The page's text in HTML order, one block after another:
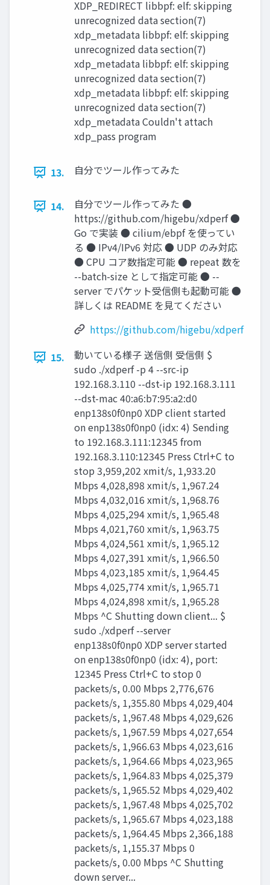
XDP_REDIRECT libbpf: elf: skipping
unrecognized data section(7)
xdp_metadata libbpf: elf: skipping
unrecognized data section(7)
xdp_metadata libbpf: elf: skipping
unrecognized data section(7)
xdp_metadata libbpf: elf: skipping
unrecognized data section(7)
xdp_metadata Couldn't attach
xdp_pass program
13. 自分でツール作ってみた
14.
自分でツール作ってみた ●
https://github.com/higebu/xdperf ●
Go で実装 ● cilium/ebpf を使ってい
る ● IPv4/IPv6 対応 ● UDP のみ対応
● CPU コア数指定可能 ● repeat 数を
--batch-size として指定可能 ● --
server でパケット受信側も起動可能 ●
詳しくは README を見てください
https://github.com/higebu/xdperf
15.
動いている様子 送信側 受信側 $
sudo ./xdperf -p 4 --src-ip
192.168.3.110 --dst-ip 192.168.3.111
--dst-mac 40:a6:b7:95:a2:d0
enp138s0f0np0 XDP client started
on enp138s0f0np0 (idx: 4) Sending
to 192.168.3.111:12345 from
192.168.3.110:12345 Press Ctrl+C to
stop 3,959,202 xmit/s, 1,933.20
Mbps 4,028,898 xmit/s, 1,967.24
Mbps 4,032,016 xmit/s, 1,968.76
Mbps 4,025,294 xmit/s, 1,965.48
Mbps 4,021,760 xmit/s, 1,963.75
Mbps 4,024,561 xmit/s, 1,965.12
Mbps 4,027,391 xmit/s, 1,966.50
Mbps 4,023,185 xmit/s, 1,964.45
Mbps 4,025,774 xmit/s, 1,965.71
Mbps 4,024,898 xmit/s, 1,965.28
Mbps ^C Shutting down client... $
sudo ./xdperf --server
enp138s0f0np0 XDP server started
on enp138s0f0np0 (idx: 4), port:
12345 Press Ctrl+C to stop 0
packets/s, 0.00 Mbps 2,776,676
packets/s, 1,355.80 Mbps 4,029,404
packets/s, 1,967.48 Mbps 4,029,626
packets/s, 1,967.59 Mbps 4,027,654
packets/s, 1,966.63 Mbps 4,023,616
packets/s, 1,964.66 Mbps 4,023,965
packets/s, 1,964.83 Mbps 4,025,379
packets/s, 1,965.52 Mbps 4,029,402
packets/s, 1,967.48 Mbps 4,025,702
packets/s, 1,965.67 Mbps 4,023,188
packets/s, 1,964.45 Mbps 2,366,188
packets/s, 1,155.37 Mbps 0
packets/s, 0.00 Mbps ^C Shutting
down server...